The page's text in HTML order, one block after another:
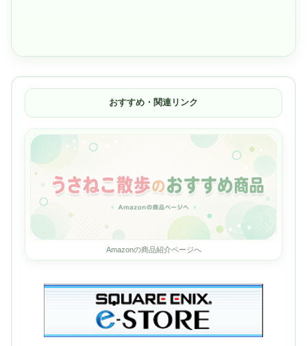
おすすめ・関連リンク
Amazonの商品紹介ページへ